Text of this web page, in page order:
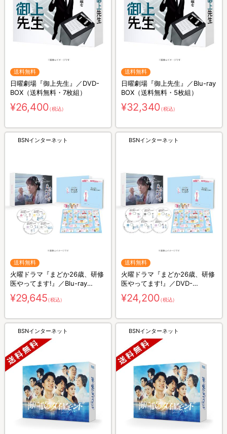
送料無料
日曜劇場『御上先生』／DVD-
BOX（送料無料・7枚組）
¥26,400（税込）
送料無料
日曜劇場『御上先生』／Blu-ray
BOX（送料無料・5枚組）
¥32,340（税込）
BSNインターネット
送料無料
火曜ドラマ『まどか26歳、研修
医やってます!』／Blu-ray
BOX（送料無料・4枚組）
¥29,645（税込）
BSNインターネット
送料無料
火曜ドラマ『まどか26歳、研修
医やってます!』／DVD-
BOX（送料無料・6枚組）
¥24,200（税込）
BSNインターネット BSNインターネット